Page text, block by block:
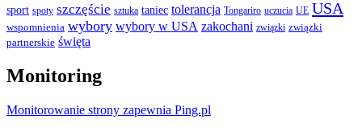
sport spoty szczęście sztuka taniec tolerancja Tongariro uczucia UE USA
wspomnienia wybory wybory w USA zakochani związki związki
partnerskie święta
Monitoring
Monitorowanie strony zapewnia Ping.pl